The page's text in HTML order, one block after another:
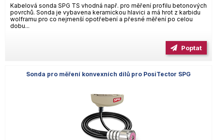
Kabelová sonda SPG TS vhodná např. pro měření profilu betonových
povrchů. Sonda je vybavena keramickou hlavici a má hrot z karbidu
wolframu pro co nejmenší opotřebení a přesné měření po celou
dobu...
Poptat
Sonda pro měření konvexních dílů pro PosiTector SPG